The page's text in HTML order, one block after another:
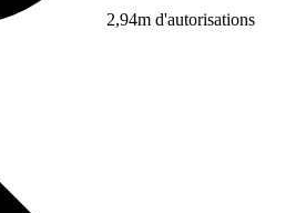
2,94m d'autorisations